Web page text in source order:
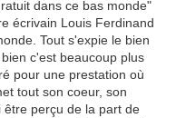
dans ce bas monde"
écrivain Louis Ferdinand
Tout s'expie le bien
c'est beaucoup plus
pour une prestation où
tout son coeur, son
perçu de la part de